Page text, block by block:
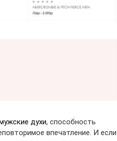
духи, способность
впечатление. И если